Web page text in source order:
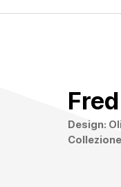
Fred
Design: